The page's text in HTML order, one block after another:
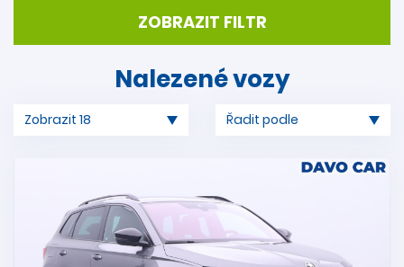
ZOBRAZIT FILTR
Nalezené vozy